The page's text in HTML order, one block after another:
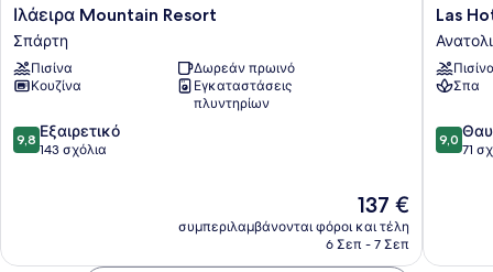
Ιλάειρα
Mountain
Resort
Σπάρτη
Ιλάειρα Mountain Resort
Σπάρτη
Πισίνα
Δωρεάν πρωινό
Κουζίνα
Εγκαταστάσεις
πλυντηρίων
9.8
στα
9,8 Εξαιρετικό
143 σχόλια
Η
τιμή
είναι
137 €
συμπεριλαμβάνονται φόροι και τέλη
6 Σεπ - 7 Σεπ
Las
Hotel
&
Spa
Las
Σπα
9.0
στα
9,0
71